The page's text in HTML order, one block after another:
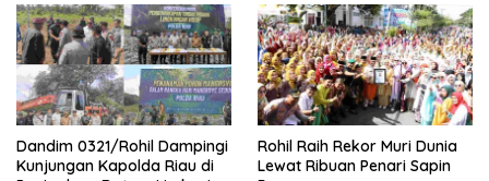
Dandim 0321/Rohil Dampingi
Kunjungan Kapolda Riau di
Rohil Raih Rekor Muri Dunia
Lewat Ribuan Penari Sapin